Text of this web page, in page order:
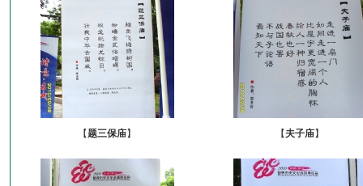
【题三保庙】 【夫子庙】